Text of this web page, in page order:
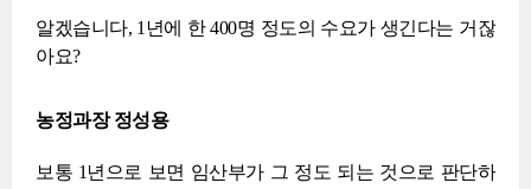
알겠습니다, 1년에 한 400명 정도의 수요가 생긴다는 거잖
아요?
농정과장 정성용
보통 1년으로 보면 임산부가 그 정도 되는 것으로 판단하